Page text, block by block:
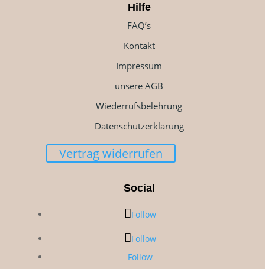
Hilfe
FAQ’s
Kontakt
Impressum
unsere AGB
Wiederrufsbelehrung
Datenschutzerklarung
Vertrag widerrufen
Social
Follow
Follow
Follow